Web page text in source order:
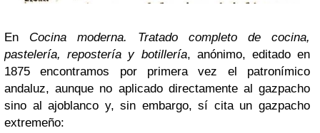
En Cocina moderna. Tratado completo de cocina,
pastelería, repostería y botillería, anónimo, editado en
1875 encontramos por primera vez el patronímico
andaluz, aunque no aplicado directamente al gazpacho
sino al ajoblanco y, sin embargo, sí cita un gazpacho
extremeño: